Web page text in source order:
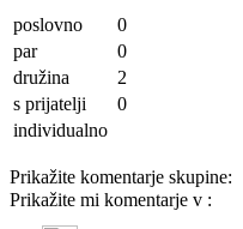
poslovno
0
par
0
družina
2
s prijatelji
0
individualno
Prikažite komentarje skupine:
Prikažite mi komentarje v :